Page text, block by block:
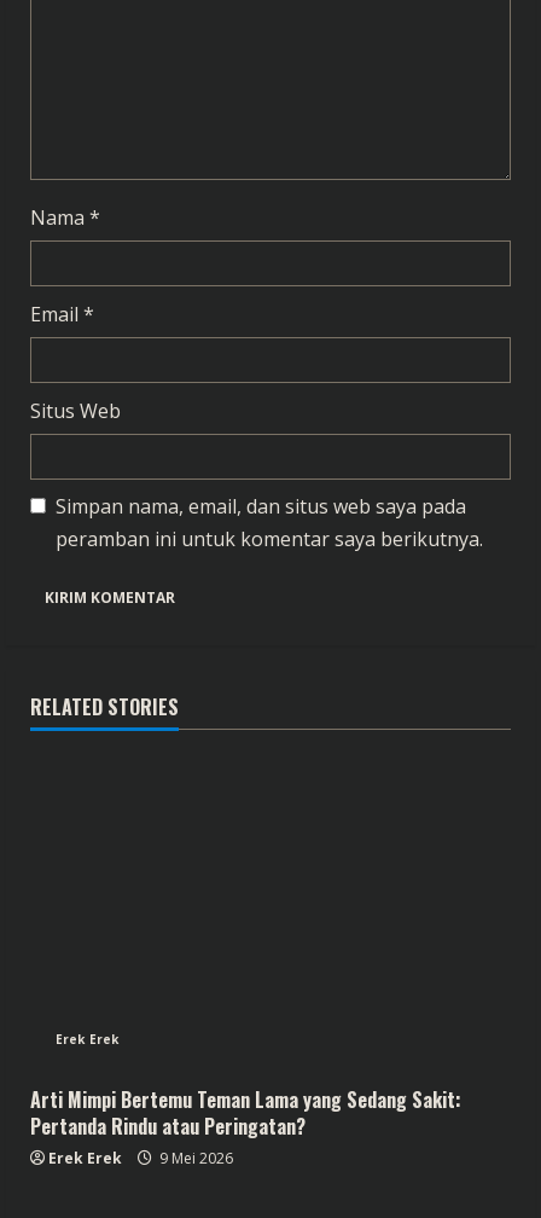
Nama *
Email *
Situs Web
Simpan nama, email, dan situs web saya pada
peramban ini untuk komentar saya berikutnya.
RELATED STORIES
Erek Erek
Arti Mimpi Bertemu Teman Lama yang Sedang Sakit:
Pertanda Rindu atau Peringatan?
Erek Erek 9 Mei 2026